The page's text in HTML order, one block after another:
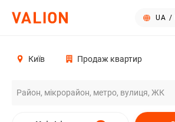
UA /
Київ Продаж квартир